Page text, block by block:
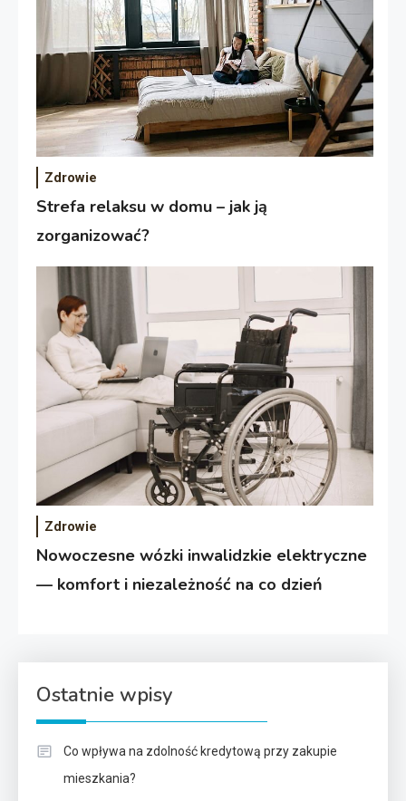
Zdrowie
Strefa relaksu w domu – jak ją
zorganizować?
Zdrowie
Nowoczesne wózki inwalidzkie elektryczne
— komfort i niezależność na co dzień
Ostatnie wpisy
Co wpływa na zdolność kredytową przy zakupie
mieszkania?